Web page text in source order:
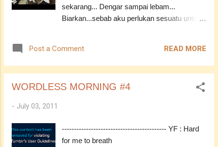
sekarang... Dengar sampai lebam...
Biarkan...sebab aku perlukan sesuatu untuk
Liric / Lyric : [Verse 1] Woke up in London
yesterday Found myself in the city near
got some pictures on my phone New names
Post a Comment READ MORE
WORDLESS MORNING #4
- July 03, 2011
------------------------------------------- YF : Hard
for me to breath